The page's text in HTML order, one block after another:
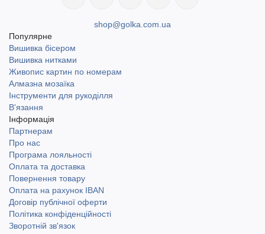
shop@golka.com.ua
Популярне
Вишивка бісером
Вишивка нитками
Живопис картин по номерам
Алмазна мозаїка
Інструменти для рукоділля
В'язання
Інформація
Партнерам
Про нас
Програма лояльності
Оплата та доставка
Повернення товару
Оплата на рахунок IBAN
Договір публічної оферти
Політика конфіденційності
Зворотній зв'язок